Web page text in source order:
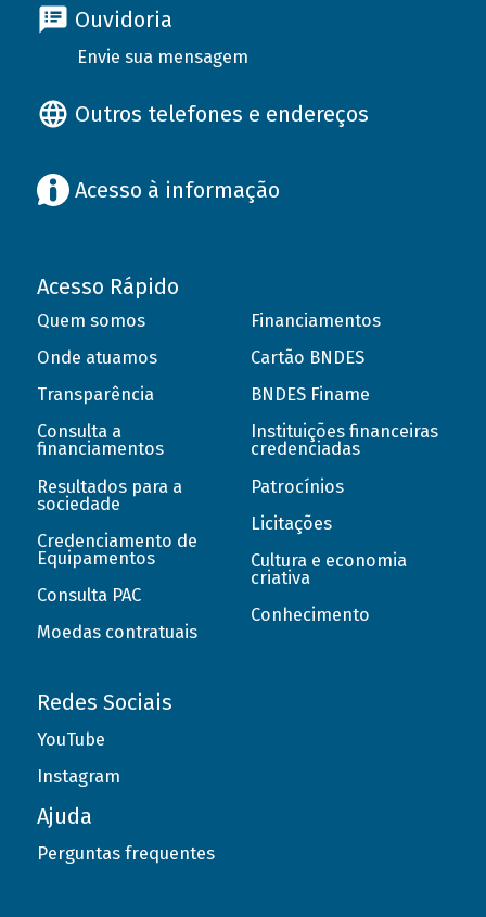
Ouvidoria
Envie sua mensagem
Outros telefones e endereços
Acesso à informação
Acesso Rápido
Quem somos
Onde atuamos
Transparência
Consulta a
financiamentos
Resultados para a
sociedade
Credenciamento de
Equipamentos
Consulta PAC
Moedas contratuais
Financiamentos
Cartão BNDES
BNDES Finame
Instituições financeiras
credenciadas
Patrocínios
Licitações
Cultura e economia
criativa
Conhecimento
Redes Sociais
YouTube
Instagram
Ajuda
Perguntas frequentes